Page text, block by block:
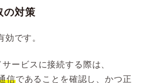
の対策
です。
ービスに接続する際は、
信であることを確認し、かつ正